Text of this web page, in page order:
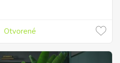
Otvorené